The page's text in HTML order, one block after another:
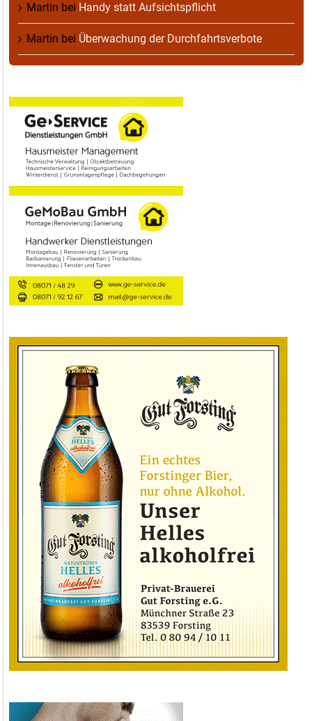
Martin bei Handy statt Aufsichtspflicht
Martin bei Überwachung der Durchfahrtsverbote